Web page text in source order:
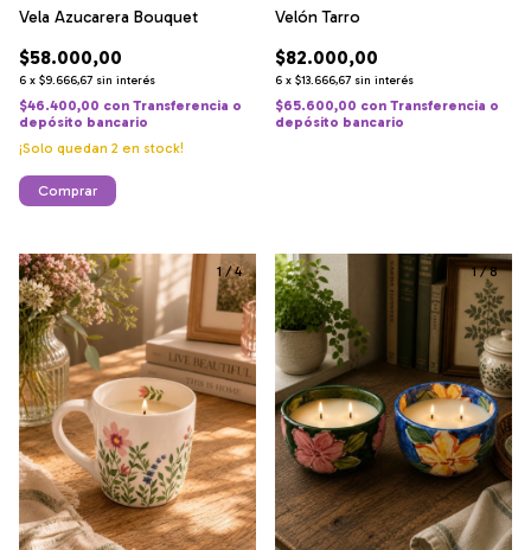
Vela Azucarera Bouquet
$58.000,00
6 x $9.666,67 sin interés
$46.400,00 con Transferencia o
depósito bancario
¡Solo quedan 2 en stock!
Comprar
Velón Tarro
$82.000,00
6 x $13.666,67 sin interés
$65.600,00 con Transferencia o
depósito bancario
1/4 1/8